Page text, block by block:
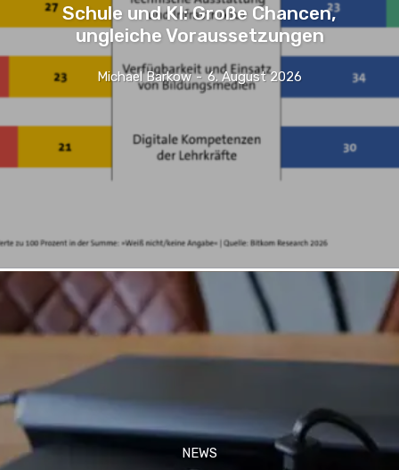
Schule und KI: Große Chancen,
ungleiche Voraussetzungen
Michael Barkow - 6. August 2026
NEWS